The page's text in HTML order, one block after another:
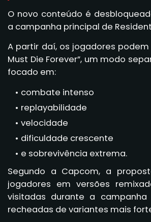
O novo conteúdo é
a campanha principal de
A partir daí, os jogadores podem
Must Die Forever”, um modo
focado em:
combate intenso
replayabilidade
velocidade
dificuldade crescente
e sobrevivência extrema.
Segundo a Capcom, a
jogadores em versões
visitadas durante a campanha
recheadas de variantes mais